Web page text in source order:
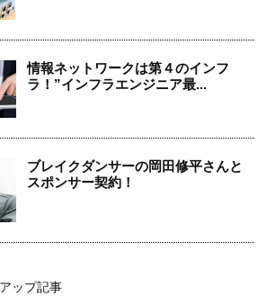
情報ネットワークは第４のインフ
ラ！”インフラエンジニア最...
ブレイクダンサーの岡田修平さんと
スポンサー契約！
ップ記事